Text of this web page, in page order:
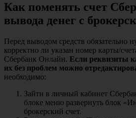
Как поменять счет
вывода денег с
Перед выводом средств обязательно
корректно ли указан номер карты/
Сбербанк Онлайн. Если реквизиты
их без проблем можно
необходимо:
Зайти в личный кабинет
блоке меню развернуть блок
брокерский счет.